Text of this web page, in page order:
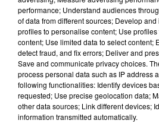
A lire aussi
6 août 2026
À Hoerdt, de
robinets
performance; Understand audiences
of data from different sources; Develop
profiles to personalise content; Use
content; Use limited data to select content;
detect fraud, and fix errors; Deliver and
Save and communicate privacy choices.
process personal data such as IP address
following functionalities: Identify devices
requested; Use precise geolocation data;
other data sources; Link different devices;
information transmitted automatically.